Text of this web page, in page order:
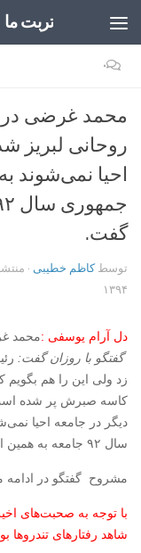
تربت ما
۰
محمد غرضی در
روحانی لبریز
احیا نمی‌شوند
گفت.
توسطکاظم خطیبی ·
۱۳۹۴
دل آرام یوسفی :محمد
گفتگو با روزان گفت:
زد ولی این را هم
کاسه صبرش پر شده است
دیگر در جامعه احیا
سال ۹۲ جامعه به همین افراد نه بلند گفت.
مشروح گفتگو در ادامه
با توجه به صحبت‌های
شاهد رفتارهای تندروها